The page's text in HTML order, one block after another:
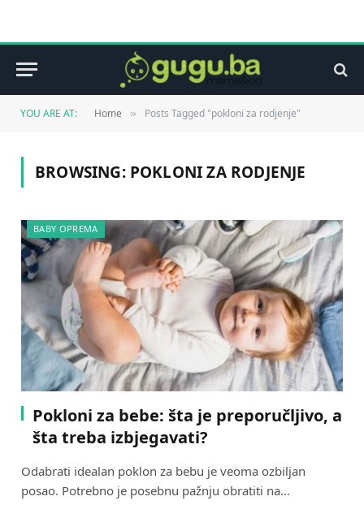
YOU ARE AT: Home » Posts Tagged "pokloni za rodjenje"
BROWSING: POKLONI ZA RODJENJE
BABY OPREMA
Pokloni za bebe: šta je preporučljivo, a
šta treba izbjegavati?
Odabrati idealan poklon za bebu je veoma ozbiljan
posao. Potrebno je posebnu pažnju obratiti na…